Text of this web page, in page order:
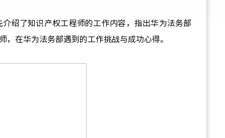
绍了知识产权工程师的工作内容，指出华为法务部
在华为法务部遇到的工作挑战与成功心得。